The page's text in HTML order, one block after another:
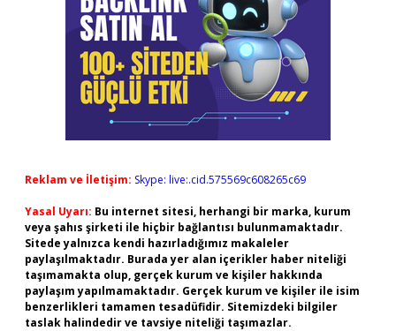
Reklam ve İletişim: Skype: live:.cid.575569c608265c69
Yasal Uyarı: Bu internet sitesi, herhangi bir marka, kurum
veya şahıs şirketi ile hiçbir bağlantısı bulunmamaktadır.
Sitede yalnızca kendi hazırladığımız makaleler
paylaşılmaktadır. Burada yer alan içerikler haber niteliği
taşımamakta olup, gerçek kurum ve kişiler hakkında
paylaşım yapılmamaktadır. Gerçek kurum ve kişiler ile isim
benzerlikleri tamamen tesadüfidir. Sitemizdeki bilgiler
taslak halindedir ve tavsiye niteliği taşımazlar.